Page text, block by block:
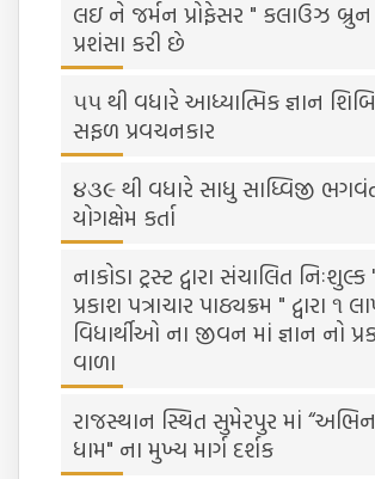
લઇ ને જર્મન પ્રોફેસર " કલાઉઝ
પ્રશંસા કરી છે
૫૫ થી વધારે આધ્યાત્મિક જ્ઞાન
સફળ પ્રવચનકાર
૪૩૯ થી વધારે સાધુ સાધ્વિજી
યોગક્ષેમ કર્તા
નાકોડા ટ્રસ્ટ દ્વારા સંચાલિત નિઃશુલ્ક
પ્રકાશ પત્રાચાર પાઠ્યક્રમ " દ્વારા ૧
વિધાર્થીઓ ના જીવન માં જ્ઞાન નો
વાળા
રાજસ્થાન સ્થિત સુમેરપુર માં
ધામ" ના મુખ્ય માર્ગ દર્શક